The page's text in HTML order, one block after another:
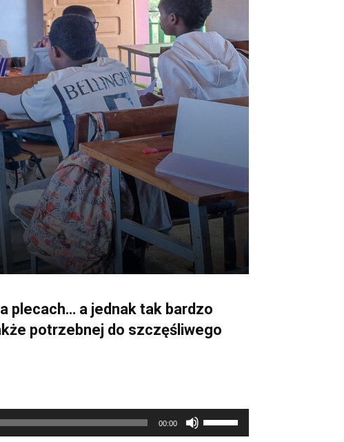
plecach… a jednak tak bardzo
potrzebnej do szczęśliwego
00:00
strzałek